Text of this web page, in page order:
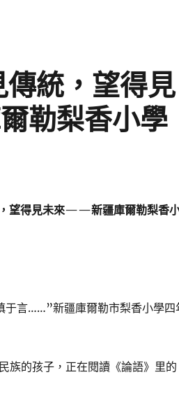
統，望得見
勒梨香小學
望得見未來——新疆庫爾勒梨香
于言……”新疆庫爾勒市梨香小學四
族的孩子，正在閱讀《論語》里的